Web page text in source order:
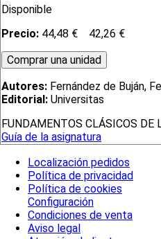
Disponible
Precio: 44,48 € 42,26 €
Autores: Fernández de Buján,
Editorial: Universitas
FUNDAMENTOS CLÁSICOS DE
Guía de la asignatura
Localización pedidos
Política de privacidad
Política de cookies
Configuración
Condiciones de venta
Aviso legal